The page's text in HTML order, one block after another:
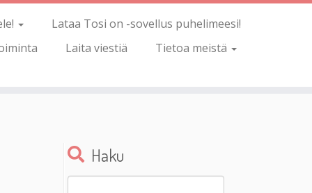
Lataa Tosi on -sovellus puhelimeesi!
Laita viestiä Tietoa meistä
Haku
Haku: